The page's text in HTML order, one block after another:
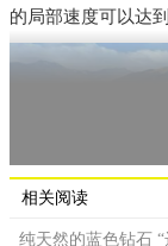
的局部速度可以达
相关阅读
纯天然的蓝色钻石